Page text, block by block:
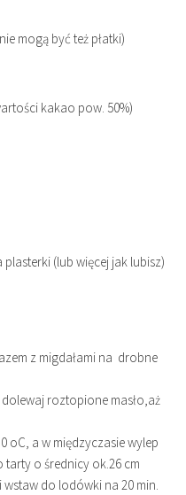
mogą być też płatki)
kakao pow. 50%)
(lub więcej jak lubisz)
z migdałami na drobne
roztopione masło,aż
oC, a w międzyczasie wylep
tarty o średnicy ok.26 cm
do lodówki na 20 min.